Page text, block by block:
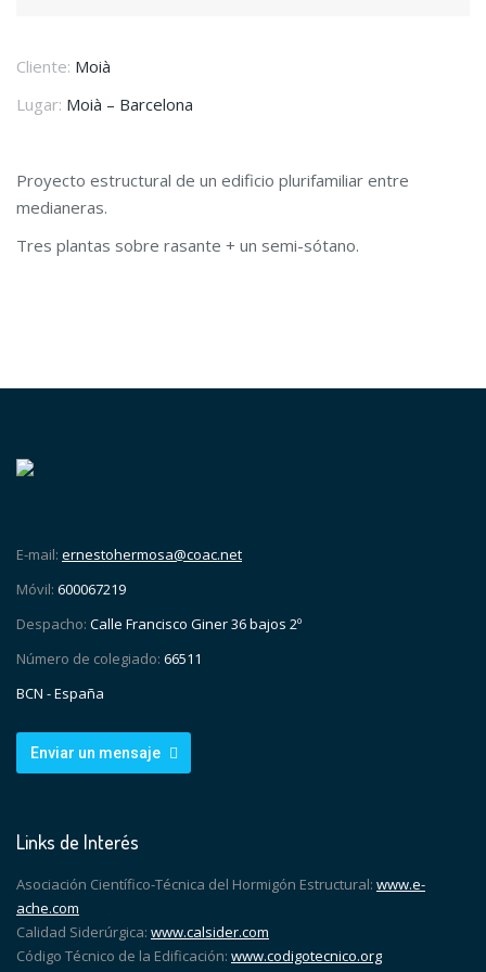
Cliente: Moià
Lugar: Moià – Barcelona
Proyecto estructural de un edificio plurifamiliar entre
medianeras.
Tres plantas sobre rasante + un semi-sótano.
E-mail: ernestohermosa@coac.net
Móvil: 600067219
Despacho: Calle Francisco Giner 36 bajos 2º
Número de colegiado: 66511
BCN - España
Enviar un mensaje
Links de Interés
Asociación Científico-Técnica del Hormigón Estructural: www.e-
ache.com
Calidad Siderúrgica: www.calsider.com
Código Técnico de la Edificación: www.codigotecnico.org